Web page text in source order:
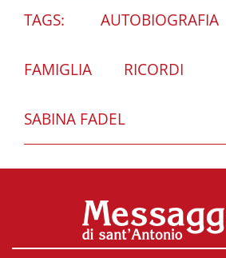
TAGS: AUTOBIOGRAFIA
FAMIGLIA RICORDI
SABINA FADEL